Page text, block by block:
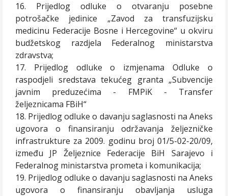
16. Prijedlog odluke o otvaranju posebne
potrošačke jedinice „Zavod za transfuzijsku
medicinu Federacije Bosne i Hercegovine“ u okviru
budžetskog razdjela Federalnog ministarstva
zdravstva;
17. Prijedlog odluke o izmjenama Odluke o
raspodjeli sredstava tekućeg granta „Subvencije
javnim preduzećima - FMPiK - Transfer
željeznicama FBiH“
18. Prijedlog odluke o davanju saglasnosti na Aneks
ugovora o finansiranju održavanja željezničke
infrastrukture za 2009. godinu broj 01/5-02-20/09,
između JP Željeznice Federacije BiH Sarajevo i
Federalnog ministarstva prometa i komunikacija;
19. Prijedlog odluke o davanju saglasnosti na Aneks
ugovora o finansiranju obavljanja usluga